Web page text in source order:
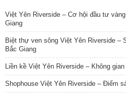
Việt Yên Riverside – Cơ hội đầu tư
Giang
Biệt thự ven sông Việt Yên Riverside –
Bắc Giang
Liền kề Việt Yên Riverside – Không
Shophouse Việt Yên Riverside – Điểm